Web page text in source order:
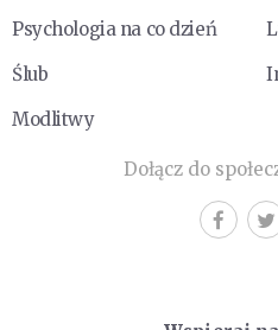
Psychologia na co dzień
Ślub
Modlitwy
Dołącz do